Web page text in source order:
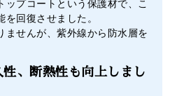
プコートという保護材で、こ
回復させました。
ませんが、紫外線から防水層を
性、断熱性も向上しまし